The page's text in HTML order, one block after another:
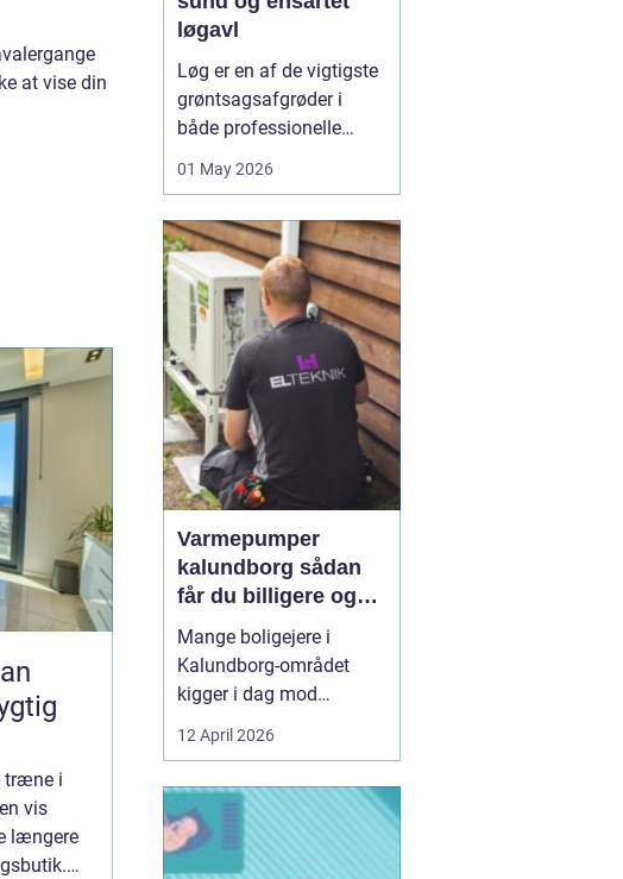
at vise din
træne i
vis
længere
løgavl
Løg er en af de vigtigste
grøntsagsafgrøder i
både professionelle
landbrugsproduktioner.
starter med kvaliteten af
Løgfrø, og små forskelle
i frøets sundhed,
sortsege...
01 May 2026
Varmepumper
kalundborg sådan
får du billigere og
mere bæredygtig
varme
Mange boligejere i
Kalundborg-området
kigger i dag mod
varmepumper som en
vej til lavere
behageligt indeklima.
Priserne på energi
svinger, kravene til CO2-
12 April 2026